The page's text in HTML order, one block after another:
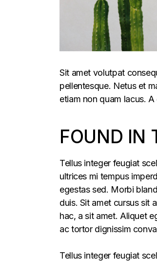
Sit amet volutpat
pellentesque. Netus et
etiam non quam lacus.
FOUND IN
Tellus integer feugiat
ultrices mi tempus
egestas sed. Morbi
duis. Sit amet cursus sit
hac, a sit amet. Aliquet
ac tortor dignissim
Tellus integer feugiat